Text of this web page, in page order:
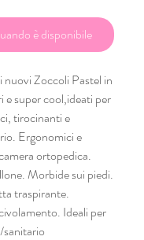
è disponibile
nuovi Zoccoli Pastel in
e super cool,ideati per
tirocinanti e
Ergonomici e
ortopedica.
Morbide sui piedi.
traspirante.
Ideali per
sanitario